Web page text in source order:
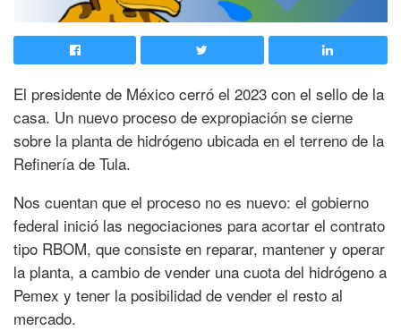
El presidente de México cerró el 2023 con el sello de la
casa. Un nuevo proceso de expropiación se cierne
sobre la planta de hidrógeno ubicada en el terreno de la
Refinería de Tula.
Nos cuentan que el proceso no es nuevo: el gobierno
federal inició las negociaciones para acortar el contrato
tipo RBOM, que consiste en reparar, mantener y operar
la planta, a cambio de vender una cuota del hidrógeno a
Pemex y tener la posibilidad de vender el resto al
mercado.